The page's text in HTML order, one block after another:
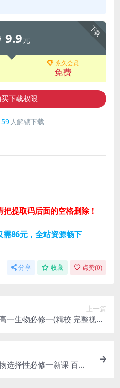
下载
9.9元
永久会员
免费
买下载权限
59 人解锁下载
提取码后面的空格删除！
需86元，全站资源畅下
分享 收藏 点赞(0)
上一篇
一生物必修一(精校 完整视频)
选择性必修一新课 百度